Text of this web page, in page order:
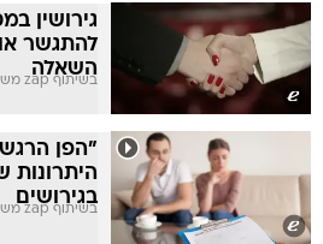
גירושין
להתגשר
השאלה
בשיתוף zap משפטי
"הפן
היתרונות
בגירושים
בשיתוף zap משפטי